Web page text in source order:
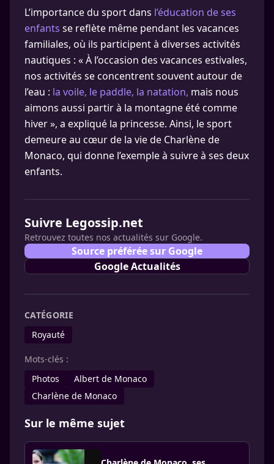
L’importance du sport dans l’éducation de ses
enfants se reflète même pendant les vacances
familiales, où ils participent à diverses activités
nautiques : « À l’occasion des vacances estivales,
nos activités se concentrent souvent autour de
l’eau : la voile, le paddle, la natation, mais nous
aimons aussi partir à la montagne été comme
hiver », a expliqué la princesse. Ainsi, le sport
demeure au cœur de la vie de Charlène de
Monaco, qui donne l’exemple à suivre à ses deux
enfants.
Suivre Legossip.net
Retrouvez toutes nos actualités sur Google.
Source préférée sur Google
Google Actualités
CATÉGORIE
Royauté
Mots-clés :
Photos
Albert de Monaco
Charlène de Monaco
Sur le même sujet